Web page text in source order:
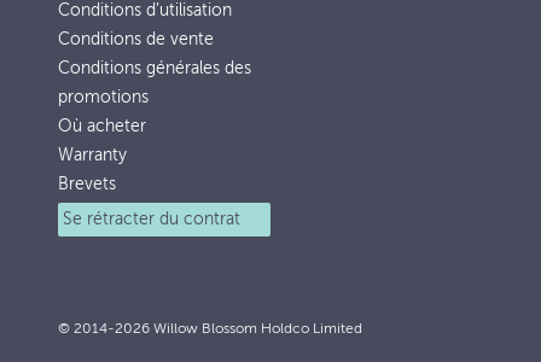
Conditions d’utilisation
Conditions de vente
Conditions générales des
promotions
Où acheter
Warranty
Brevets
Se rétracter du contrat
© 2014-2026 Willow Blossom Holdco Limited